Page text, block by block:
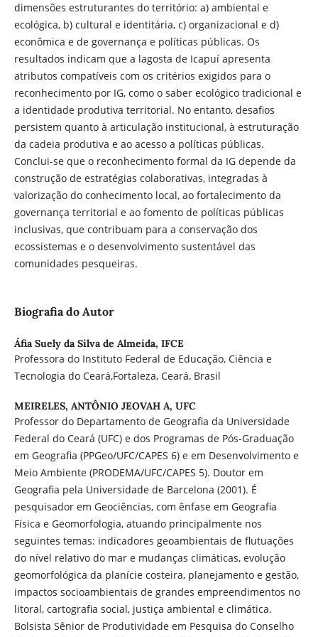
dimensões estruturantes do território: a) ambiental e
ecológica, b) cultural e identitária, c) organizacional e d)
econômica e de governança e políticas públicas. Os
resultados indicam que a lagosta de Icapuí apresenta
atributos compatíveis com os critérios exigidos para o
reconhecimento por IG, como o saber ecológico tradicional e
a identidade produtiva territorial. No entanto, desafios
persistem quanto à articulação institucional, à estruturação
da cadeia produtiva e ao acesso a políticas públicas.
Conclui-se que o reconhecimento formal da IG depende da
construção de estratégias colaborativas, integradas à
valorização do conhecimento local, ao fortalecimento da
governança territorial e ao fomento de políticas públicas
inclusivas, que contribuam para a conservação dos
ecossistemas e o desenvolvimento sustentável das
comunidades pesqueiras.
Biografia do Autor
Áfia Suely da Silva de Almeida, IFCE
Professora do Instituto Federal de Educação, Ciência e
Tecnologia do Ceará,Fortaleza, Ceará, Brasil
MEIRELES, ANTÔNIO JEOVAH A, UFC
Professor do Departamento de Geografia da Universidade
Federal do Ceará (UFC) e dos Programas de Pós-Graduação
em Geografia (PPGeo/UFC/CAPES 6) e em Desenvolvimento e
Meio Ambiente (PRODEMA/UFC/CAPES 5). Doutor em
Geografia pela Universidade de Barcelona (2001). É
pesquisador em Geociências, com ênfase em Geografia
Física e Geomorfologia, atuando principalmente nos
seguintes temas: indicadores geoambientais de flutuações
do nível relativo do mar e mudanças climáticas, evolução
geomorfológica da planície costeira, planejamento e gestão,
impactos socioambientais de grandes empreendimentos no
litoral, cartografia social, justiça ambiental e climática.
Bolsista Sênior de Produtividade em Pesquisa do Conselho